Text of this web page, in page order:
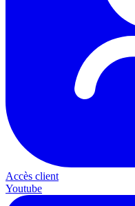
Accès client
Youtube